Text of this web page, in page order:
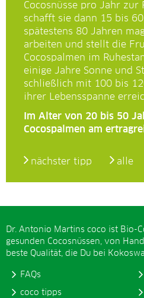
Cocosnüsse pro Jahr zur
schafft sie dann 15 bis
spätestens 80 Jahren
arbeiten und stellt die
Cocospalmen im
einige Jahre Sonne und
schließlich mit 100 bis
ihrer Lebensspanne
Im Alter von 20 bis 50
Cocospalmen am
nächster tipp alle
Dr. Antonio Martins coco ist Bio-
gesunden Cocosnüssen, von
beste Qualität, die Du bei
FAQs
coco tipps